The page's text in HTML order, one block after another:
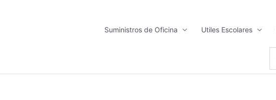
Suministros de Oficina Utiles Escolares